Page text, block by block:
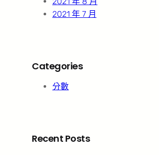
2021 年 7 月
Categories
分數
Recent Posts